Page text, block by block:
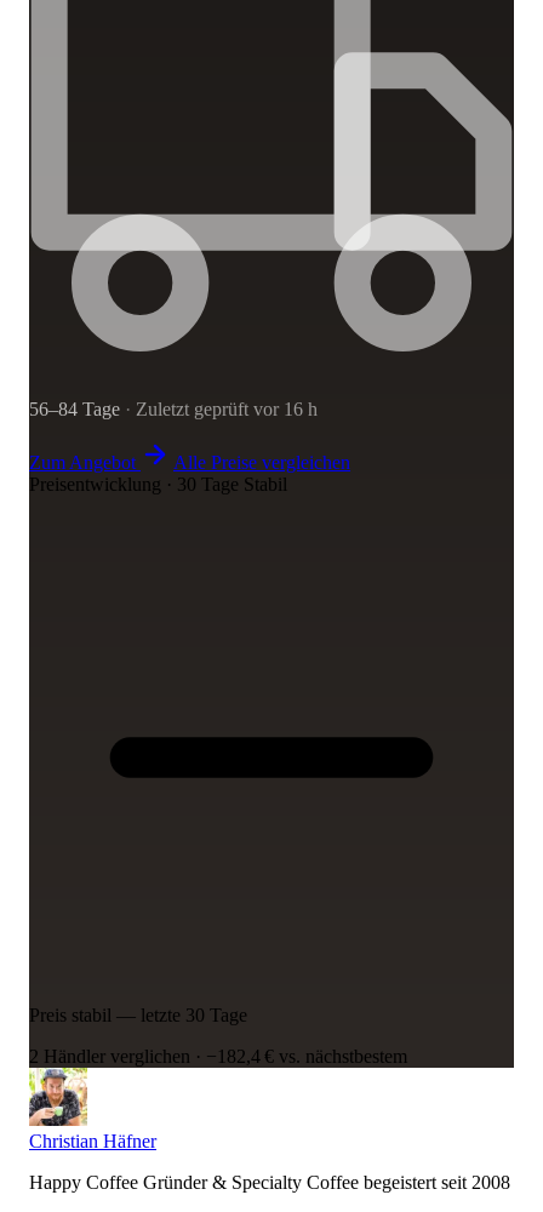
56–84 Tage · Zuletzt geprüft vor 16 h
Zum Angebot
Alle Preise vergleichen
Preisentwicklung · 30 Tage Stabil
Preis stabil — letzte 30 Tage
2 Händler verglichen · −182,4 € vs. nächstbestem
Christian Häfner
Happy Coffee Gründer & Specialty Coffee begeistert seit 2008